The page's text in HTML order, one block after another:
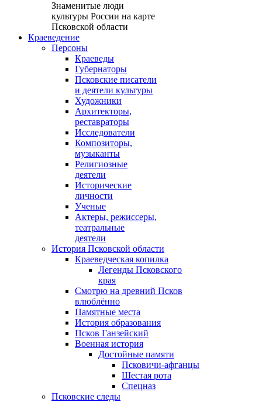
Знаменитые люди
культуры России на карте
Псковской области
Краеведение
Персоны
Краеведы
Губернаторы
Псковские писатели
и деятели культуры
Художники
Архитекторы,
реставраторы
Исследователи
Композиторы,
музыканты
Религиозные
деятели
Исторические
личности
Ученые
Актеры, режиссеры,
театральные
деятели
История Псковской области
Краеведческая копилка
Легенды Псковского
края
Смотрю на древний Псков
влюблённо
Памятные места
История образования
Псков Ганзейский
Военная история
Достойные памяти
Псковичи-афганцы
Шестая рота
Спецназ
Псковские следы